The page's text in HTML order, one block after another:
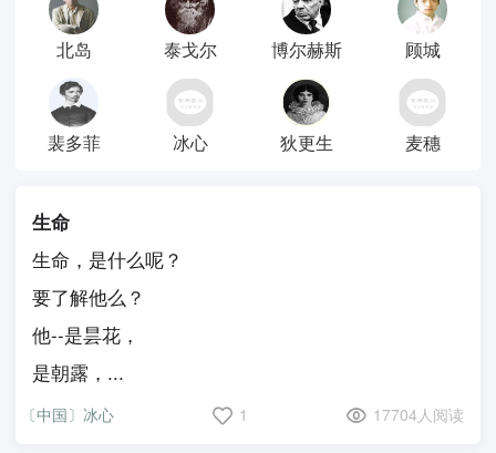
北岛 泰戈尔 博尔赫斯 顾城
裴多菲 冰心 狄更生 麦穗
生命
生命，是什么呢？
要了解他么？
他--是昙花，
是朝露，...
〔中国〕冰心 1 17704人阅读